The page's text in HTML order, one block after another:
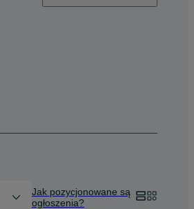
Jak pozycjonowane są
ogłoszenia?